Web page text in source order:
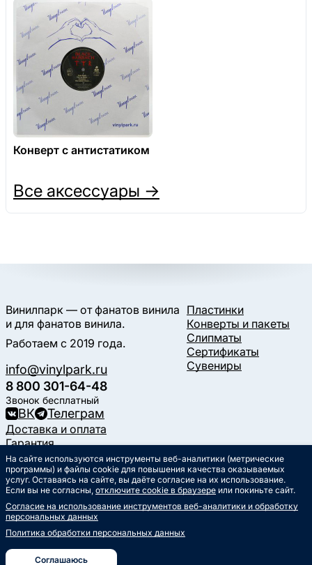
Конверт с антистатиком
Все аксессуары →
Винилпарк — от фанатов винила
и для фанатов винила.
Работаем с 2019 года.
info@vinylpark.ru
8 800 301-64-48
Звонок бесплатный
ВК Телеграм
Пластинки
Конверты и пакеты
Слипматы
Сертификаты
Сувениры
Доставка и оплата
Гарантия
Контакты
Статьи
Музыкальный календарь
Публичная оферта
Политика обработки
Согласие на обработкуперсональных данных
На сайте используются инструменты веб-аналитики (метрические
программы) и файлы cookie для повышения качества оказываемых
услуг. Оставаясь на сайте, вы даёте согласие на их использование.
Если вы не согласны, отключите cookie в браузере или покиньте сайт.
Согласие на использование инструментов веб-аналитики и обработку
персональных данных
Политика обработки персональных данных
Соглашаюсь